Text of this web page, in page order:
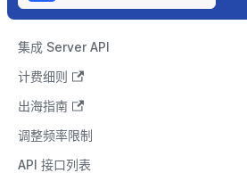
集成 Server API
计费细则
出海指南
调整频率限制
API 接口列表